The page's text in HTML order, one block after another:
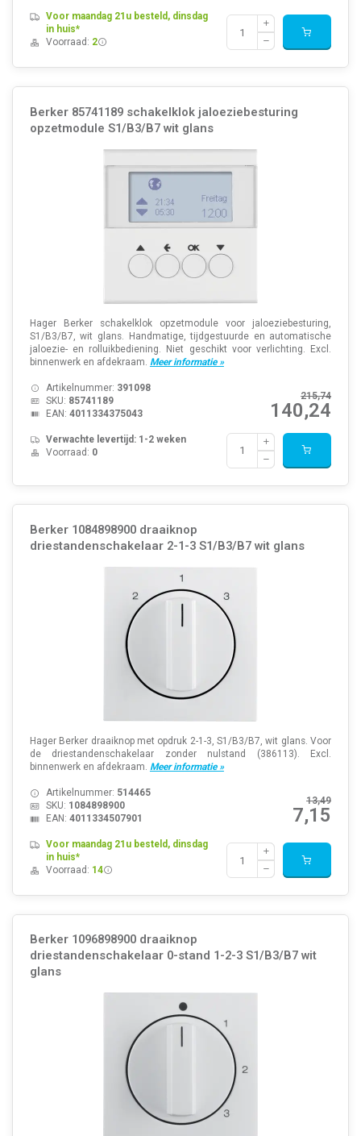
Voor maandag 21u besteld, dinsdag
in huis*
Voorraad: 2
Berker 85741189 schakelklok jaloeziebesturing
opzetmodule S1/B3/B7 wit glans
Hager Berker schakelklok opzetmodule voor jaloeziebesturing,
S1/B3/B7, wit glans. Handmatige, tijdgestuurde en automatische
jaloezie- en rolluikbediening. Niet geschikt voor verlichting. Excl.
binnenwerk en afdekraam. Meer informatie »
215,74
140,24
Artikelnummer: 391098
SKU: 85741189
EAN: 4011334375043
Verwachte levertijd: 1-2 weken
Voorraad: 0
Berker 1084898900 draaiknop
driestandenschakelaar 2-1-3 S1/B3/B7 wit glans
Hager Berker draaiknop met opdruk 2-1-3, S1/B3/B7, wit glans. Voor
de driestandenschakelaar zonder nulstand (386113). Excl.
binnenwerk en afdekraam. Meer informatie »
13,49
7,15
Artikelnummer: 514465
SKU: 1084898900
EAN: 4011334507901
Voor maandag 21u besteld, dinsdag
in huis*
Voorraad: 14
Berker 1096898900 draaiknop
driestandenschakelaar 0-stand 1-2-3 S1/B3/B7 wit
glans